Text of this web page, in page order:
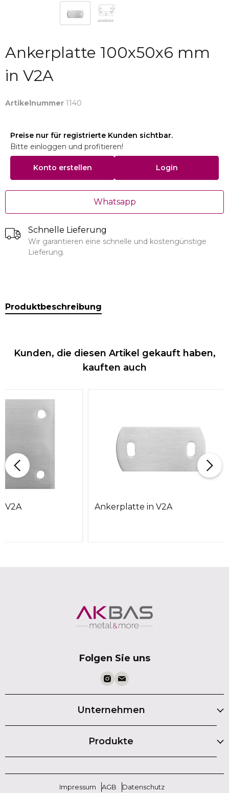
Ankerplatte 100x50x6 mm
in V2A
Artikelnummer 1140
Preise nur für registrierte Kunden sichtbar.
Bitte einloggen und profitieren!
Konto erstellen Login
Whatsapp
Schnelle Lieferung
Wir garantieren eine schnelle und kostengünstige
Lieferung.
Produktbeschreibung
Kunden, die diesen Artikel gekauft haben,
kauften auch
V2A Ankerplatte in V2A
Folgen Sie uns
Unternehmen
Produkte
Impressum AGB Datenschutz